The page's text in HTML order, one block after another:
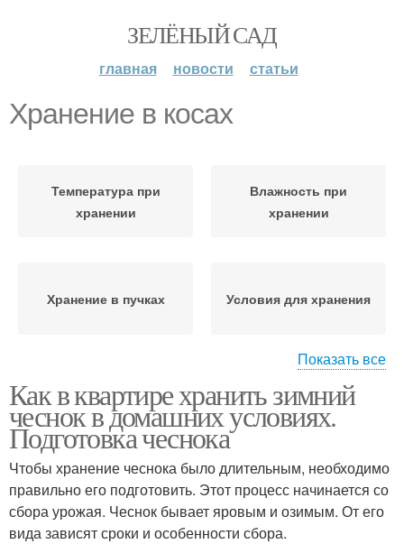
ЗЕЛЁНЫЙ САД
главная новости статьи
Хранение в косах
Температура при
хранении
Влажность при
хранении
Хранение в пучках Условия для хранения
Подготовка к хранению Луки для хранения
Луки при хранении Лука перед хранением
Показать все
Как в квартире хранить зимний
чеснок в домашних условиях.
Подготовка чеснока
Чтобы хранение чеснока было длительным, необходимо
правильно его подготовить. Этот процесс начинается со
сбора урожая. Чеснок бывает яровым и озимым. От его
вида зависят сроки и особенности сбора.